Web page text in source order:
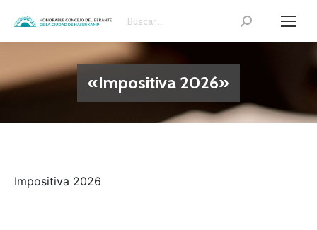
Search:
«Impositiva 2026»
Impositiva 2026